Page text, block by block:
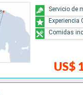
US$
Servicio de
Experiencia
Comidas